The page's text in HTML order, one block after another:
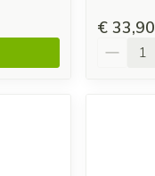
€ 33,90
Aantal